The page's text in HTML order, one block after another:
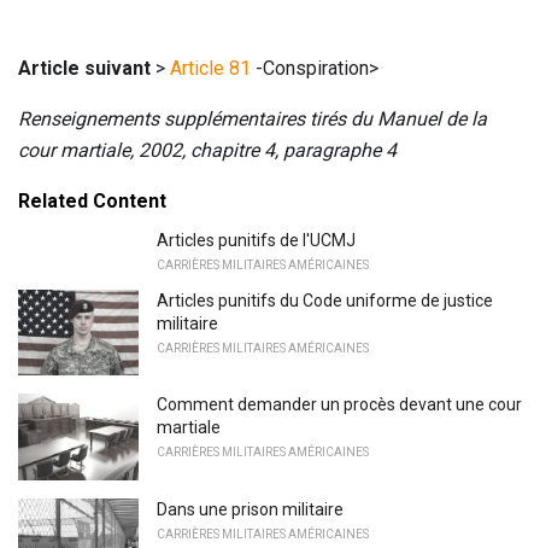
Article suivant > Article 81 -Conspiration>
Renseignements supplémentaires tirés du Manuel de la
cour martiale, 2002, chapitre 4, paragraphe 4
Related Content
Articles punitifs de l'UCMJ
CARRIÈRES MILITAIRES AMÉRICAINES
Articles punitifs du Code uniforme de justice
militaire
CARRIÈRES MILITAIRES AMÉRICAINES
Comment demander un procès devant une cour
martiale
CARRIÈRES MILITAIRES AMÉRICAINES
Dans une prison militaire
CARRIÈRES MILITAIRES AMÉRICAINES